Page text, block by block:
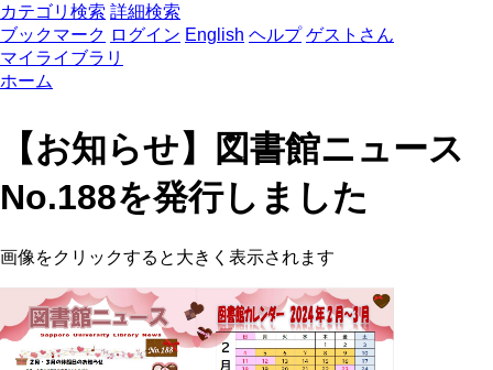
カテゴリ検索 詳細検索
ブックマーク ログイン English ヘルプ ゲストさん
マイライブラリ
ホーム
【お知らせ】図書館ニュース
No.188を発行しました
画像をクリックすると大きく表示されます